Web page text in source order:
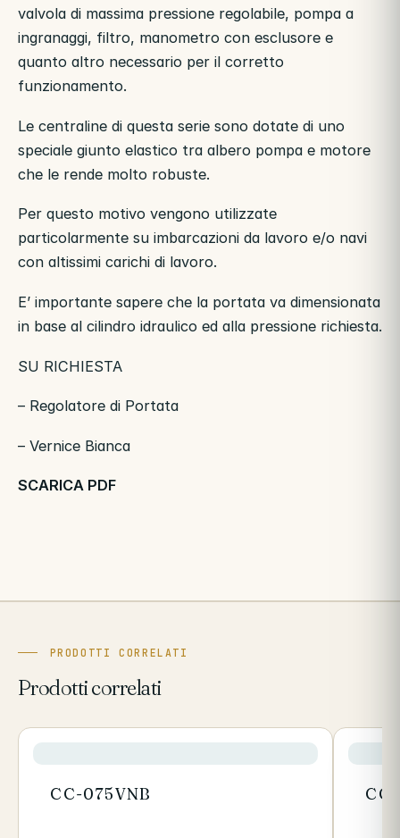
valvola di massima pressione regolabile, pompa a
ingranaggi, filtro, manometro con esclusore e
quanto altro necessario per il corretto
funzionamento.
Le centraline di questa serie sono dotate di uno
speciale giunto elastico tra albero pompa e motore
che le rende molto robuste.
Per questo motivo vengono utilizzate
particolarmente su imbarcazioni da lavoro e/o navi
con altissimi carichi di lavoro.
E’ importante sapere che la portata va dimensionata
in base al cilindro idraulico ed alla pressione richiesta.
SU RICHIESTA
– Regolatore di Portata
– Vernice Bianca
SCARICA PDF
PRODOTTI CORRELATI
Prodotti correlati
CC-075VNB